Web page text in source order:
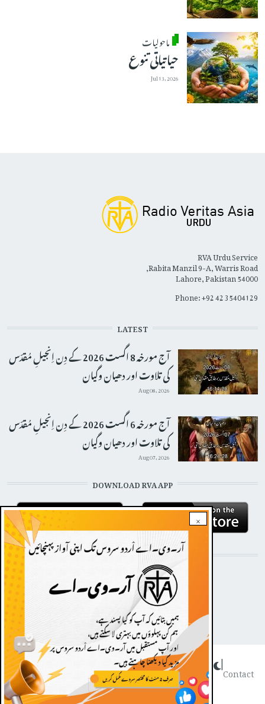
ماحولیات
حیاتیاتی تنوع
Jul 13, 2026
×
RVA Urdu Service
Rabita Manzil 9-A, Warris Road,
Lahore, Pakistan 54000
Phone: +92 42 35404129
LATEST
آج مورخہ 8 اگست 2026 کے دِن اِنجیلِ مُقدّس
کی تلاوت اور دھیان وگیان
Aug 08, 2026
آج مورخہ 6 اگست 2026 کے دِن اِنجیلِ مُقدّس
کی تلاوت اور دھیان وگیان
Aug 07, 2026
DOWNLOAD RVA APP
STAY CONNECTED WITH US!
Radio Veritas Asia © 2022
Contact
|
Dark theme